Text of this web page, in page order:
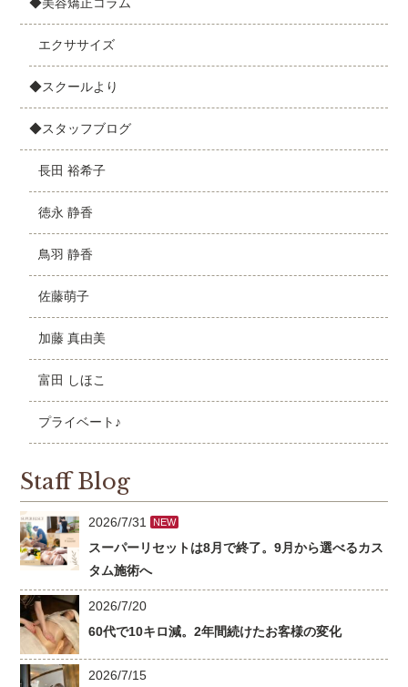
エクササイズ
◆スクールより
◆スタッフブログ
長田 裕希子
徳永 静香
鳥羽 静香
佐藤萌子
加藤 真由美
富田 しほこ
プライベート♪
Staff Blog
2026/7/31 NEW
スーパーリセットは8月で終了。9月から選べるカス
タム施術へ
2026/7/20
60代で10キロ減。2年間続けたお客様の変化
2026/7/15